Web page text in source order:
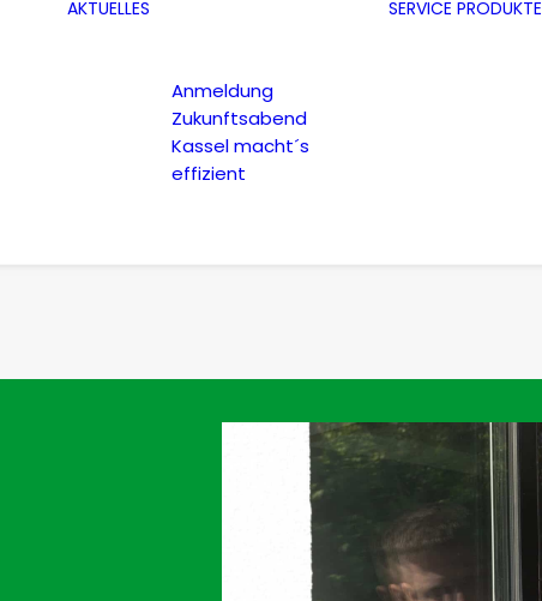
AKTUELLES
Anmeldung
Zukunftsabend
Kassel macht´s
effizient
SERVICE PRODUKTE